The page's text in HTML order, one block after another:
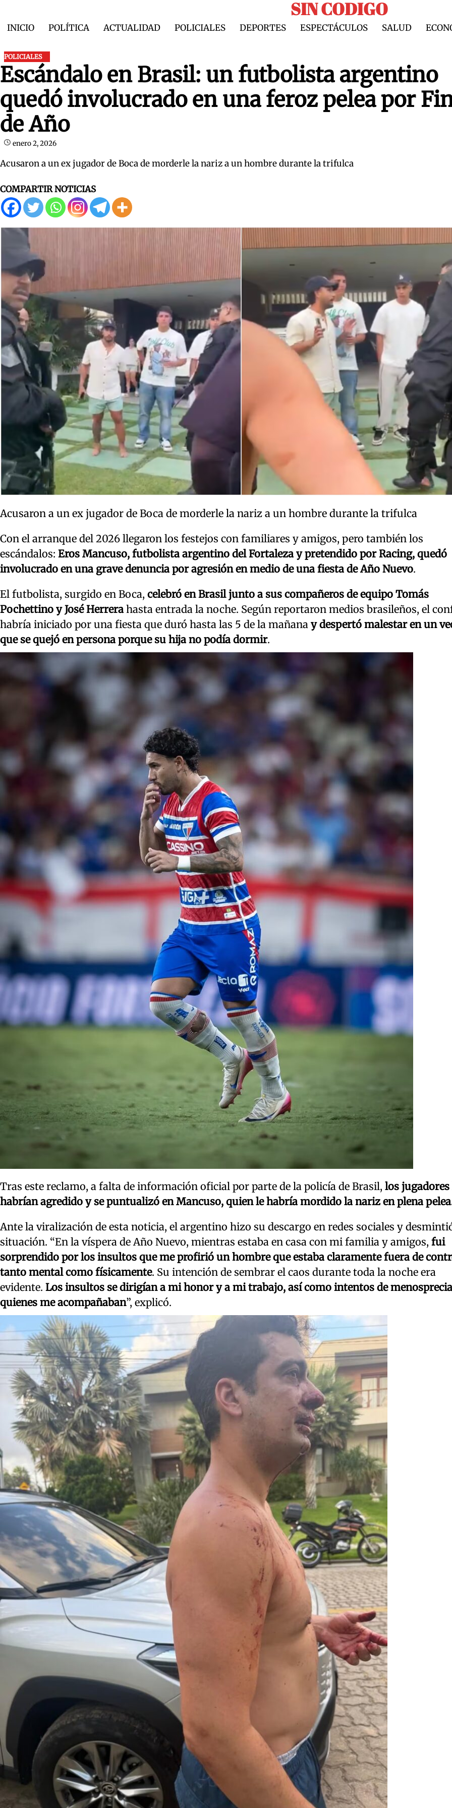
content
SIN CODIGO
INICIO POLÍTICA ACTUALIDAD POLICIALES DEPORTES ESPECTÁCULOS SALUD
POLICIALES
Escándalo en Brasil: un futbolista argentino
quedó involucrado en una feroz pelea por
de Año
enero 2, 2026
Acusaron a un ex jugador de Boca de morderle la nariz a un hombre durante la trifulca
COMPARTIR NOTICIAS
Acusaron a un ex jugador de Boca de morderle la nariz a un hombre durante la trifulca
Con el arranque del 2026 llegaron los festejos con familiares y amigos, pero también los
escándalos: Eros Mancuso, futbolista argentino del Fortaleza y pretendido por Racing, quedó
involucrado en una grave denuncia por agresión en medio de una fiesta de Año Nuevo.
El futbolista, surgido en Boca, celebró en Brasil junto a sus compañeros de equipo Tomás
Pochettino y José Herrera hasta entrada la noche. Según reportaron medios brasileños, el
habría iniciado por una fiesta que duró hasta las 5 de la mañana y despertó malestar en un
que se quejó en persona porque su hija no podía dormir.
Tras este reclamo, a falta de información oficial por parte de la policía de Brasil, los jugadores
habrían agredido y se puntualizó en Mancuso, quien le habría mordido la nariz en plena
Ante la viralización de esta noticia, el argentino hizo su descargo en redes sociales y
situación. “En la víspera de Año Nuevo, mientras estaba en casa con mi familia y amigos, fui
sorprendido por los insultos que me profirió un hombre que estaba claramente fuera de
tanto mental como físicamente. Su intención de sembrar el caos durante toda la noche era
evidente. Los insultos se dirigían a mi honor y a mi trabajo, así como intentos de
quienes me acompañaban”, explicó.